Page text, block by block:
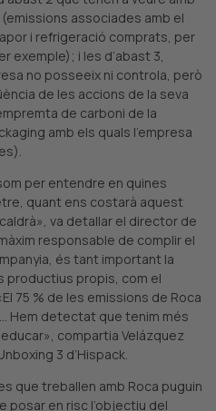
associades amb el
i refrigeració comprats, per
exemple); i les d’abast 3,
no posseeix ni controla, però
de les accions de la seva
de carboni de la
amb els quals l’empresa
per entendre en quines
quant ens costarà aquest
va detallar el director de
responsable de complir el
és tant important la
propis, com el
75 % de les emissions de Roca
Hem detectat que tenim més
compartia Velázquez
3 d’Hispack.
que treballen amb Roca puguin
en risc l’objectiu del